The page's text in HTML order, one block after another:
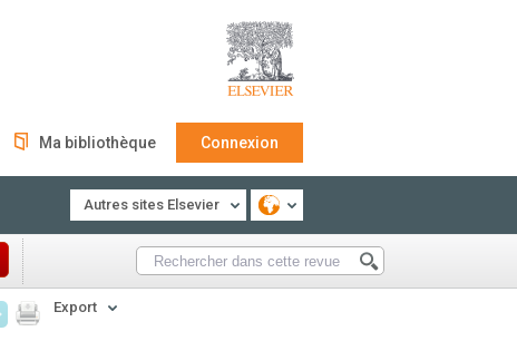
Ma bibliothèque Connexion
Autres sites Elsevier
Export